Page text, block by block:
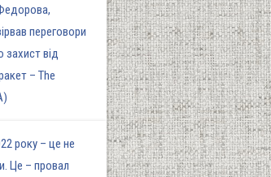
переговори
від
– The
року – це не
Це – провал